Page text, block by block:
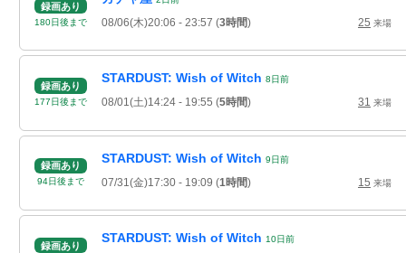
録画あり
180日後 まで 08/06(木)20:06 - 23:57 (3時間) 25 来場
録画あり
177日後 まで
STARDUST: Wish of Witch 8 日前
08/01(土)14:24 - 19:55 (5時間) 31 来場
録画あり
94日後 まで
STARDUST: Wish of Witch 9日前
07/31(金)17:30 - 19:09 (1時間) 15 来場
録画あり
STARDUST: Wish of Witch 10日前